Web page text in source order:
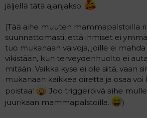
jäljellä tätä ajanjakso.
(Tää aihe muuten mammapalstoilla
suunnattomasti, että ihmiset ei
tuo mukanaan vaivoja, joille ei mahda
vikistään, kun terveydenhuolto ei
mitään. Vaikka kyse ei ole siitä, vaan
mukanaan kaikkea oiretta ja osaa
poistaa!
Joo triggeröivä aihe
juurikaan mammapalstoilla.
)